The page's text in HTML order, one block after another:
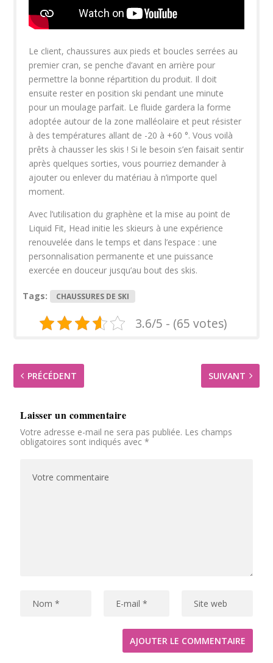
Le client, chaussures aux pieds et boucles serrées au
premier cran, se penche d’avant en arrière pour
permettre la bonne répartition du produit. Il doit
ensuite rester en position ski pendant une minute
pour un moulage parfait. Le fluide gardera la forme
adoptée autour de la zone malléolaire et peut résister
à des températures allant de -20 à +60 °. Vous voilà
prêts à chausser les skis ! Si le besoin s’en faisait sentir
après quelques sorties, vous pourriez demander à
ajouter ou enlever du matériau à n’importe quel
moment.
Avec l’utilisation du graphène et la mise au point de
Liquid Fit, Head initie les skieurs à une expérience
renouvelée dans le temps et dans l’espace : une
personnalisation permanente et une puissance
exercée en douceur jusqu’au bout des skis.
Tags: CHAUSSURES DE SKI
3.6/5 - (65 votes)
PRÉCÉDENT SUIVANT
Laisser un commentaire
Votre adresse e-mail ne sera pas publiée. Les champs
obligatoires sont indiqués avec*